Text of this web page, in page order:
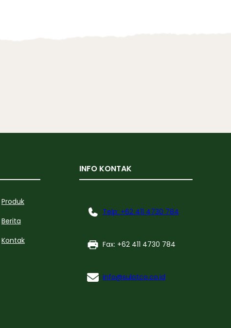
Produk
Berita
Kontak
INFO KONTAK
Telp: +62 411 4730 784
Fax: +62 411 4730 784
info@sulotco.co.id